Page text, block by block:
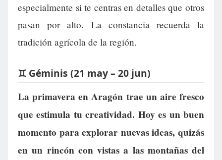
especialmente si te centras en detalles que otros
pasan por alto. La constancia recuerda la
tradición agrícola de la región.
♊ Géminis (21 may – 20 jun)
La primavera en Aragón trae un aire fresco
que estimula tu creatividad. Hoy es un buen
momento para explorar nuevas ideas, quizás
en un rincón con vistas a las montañas del